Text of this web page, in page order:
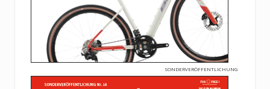
SONDERVERÖFFENTLICHUNG